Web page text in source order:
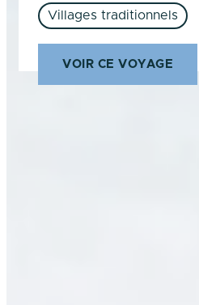
Villages traditionnels
VOIR CE VOYAGE